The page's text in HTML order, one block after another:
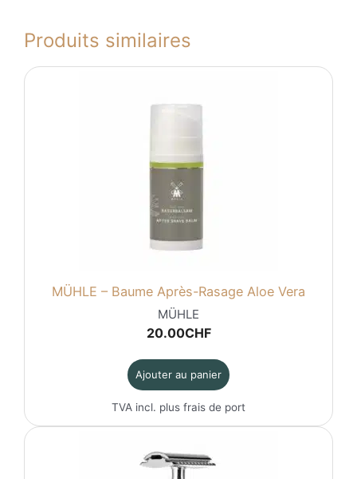
Produits similaires
MÜHLE – Baume Après-Rasage Aloe Vera
MÜHLE
20.00CHF
Ajouter au panier
TVA incl. plus frais de port